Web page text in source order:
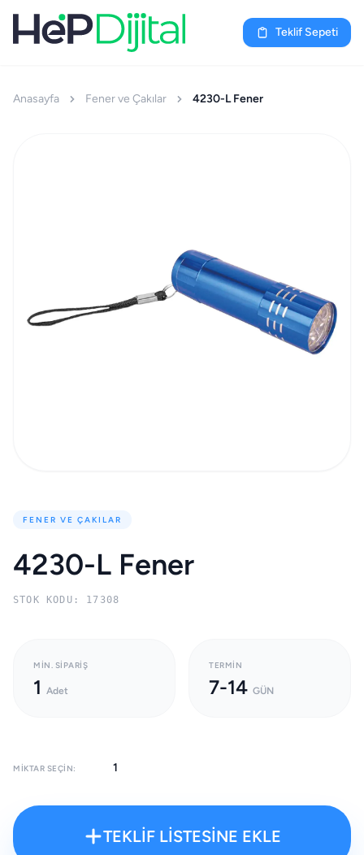
Teklif Sepeti
Anasayfa Fener ve Çakılar 4230-L Fener
FENER VE ÇAKILAR
4230-L Fener
STOK KODU: 17308
MIN. SIPARIŞ
1 Adet
TERMIN
7-14 GÜN
MIKTAR SEÇIN:
TEKLİF LİSTESİNE EKLE